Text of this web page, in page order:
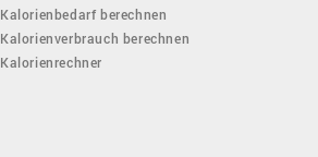
Kalorienbedarf berechnen
Kalorienverbrauch berechnen
Kalorienrechner